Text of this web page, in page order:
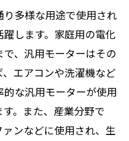
用モーターの選定基
ーターの選定基準
用モーターの選び方
環境影響の考慮
テナンスと長寿命化
多様な用途で使用され
します。家庭用の電化
、汎用モーターはその
エアコンや洗濯機など
な汎用モーターが使用
。また、産業分野で
ンなどに使用され、生